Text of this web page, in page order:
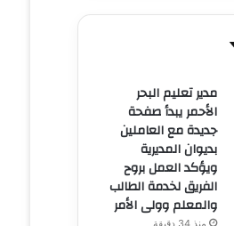
مدير تعليم البحر
الأحمر يبدأ صفحة
جديدة مع العاملين
بديوان المديرية
ويؤكد العمل بروح
الفريق لخدمة الطالب
والمعلم وولى الأمر
منذ 34 دقيقة